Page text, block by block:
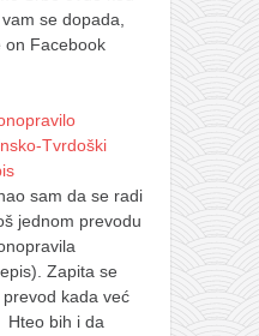
se dopada,
on Facebook
Tvrdoški
sam da se radi
jednom prevodu
Zapita se
kada već
Hteo bih i da